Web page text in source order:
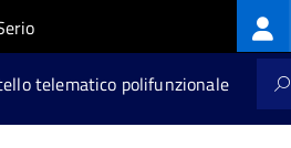
principale
telematico polifunzionale